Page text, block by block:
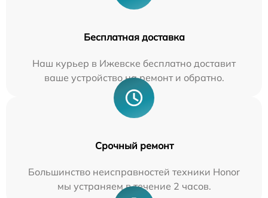
Бесплатная доставка
Наш курьер в Ижевске бесплатно доставит
ваше устройство на ремонт и обратно.
Срочный ремонт
Большинство неисправностей техники Honor
мы устраняем в течение 2 часов.